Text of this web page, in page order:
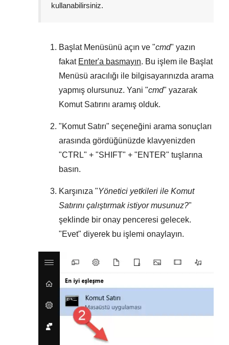
kullanabilirsiniz.
Başlat Menüsünü açın ve "cmd" yazın
fakat Enter'a basmayın. Bu işlem ile Başlat
Menüsü aracılığı ile bilgisayarınızda arama
yapmış olursunuz. Yani "cmd" yazarak
Komut Satırını aramış olduk.
"Komut Satırı" seçeneğini arama sonuçları
arasında gördüğünüzde klavyenizden
"CTRL" + "SHIFT" + "ENTER" tuşlarına
basın.
Karşınıza "Yönetici yetkileri ile Komut
Satırını çalıştırmak istiyor musunuz?"
şeklinde bir onay penceresi gelecek.
"Evet" diyerek bu işlemi onaylayın.